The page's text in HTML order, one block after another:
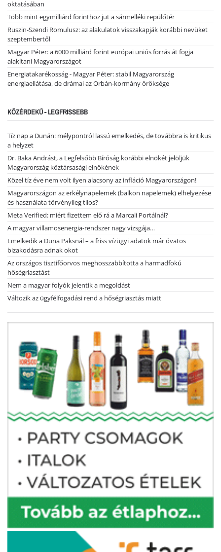
oktatásában
Több mint egymilliárd forinthoz jut a sármelléki repülőtér
Ruszin-Szendi Romulusz: az alakulatok visszakapják korábbi nevüket
szeptembertől
Magyar Péter: a 6000 milliárd forint európai uniós forrás át fogja
alakítani Magyarországot
Energiatakarékosság - Magyar Péter: stabil Magyarország
energiaellátása, de drámai az Orbán-kormány öröksége
KÖZÉRDEKŰ - LEGFRISSEBB
Tíz nap a Dunán: mélypontról lassú emelkedés, de továbbra is kritikus
a helyzet
Dr. Baka Andrást, a Legfelsőbb Bíróság korábbi elnökét jelöljük
Magyarország köztársasági elnökének
Közel tíz éve nem volt ilyen alacsony az infláció Magyarországon!
Magyarországon az erkélynapelemek (balkon napelemek) elhelyezése
és használata törvényileg tilos?
Meta Verified: miért fizettem elő rá a Marcali Portálnál?
A magyar villamosenergia-rendszer nagy vizsgája…
Emelkedik a Duna Paksnál – a friss vízügyi adatok már óvatos
bizakodásra adnak okot
Az országos tisztifőorvos meghosszabbította a harmadfokú
hőségriasztást
Nem a magyar folyók jelentik a megoldást
Változik az ügyfélfogadási rend a hőségriasztás miatt